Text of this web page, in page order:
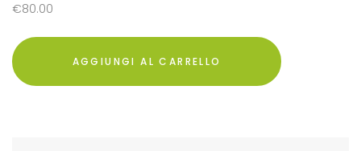
€80.00
AGGIUNGI AL CARRELLO